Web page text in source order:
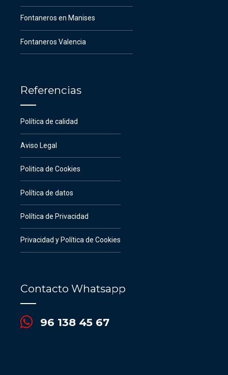
Fontaneros en Manises
Fontaneros Valencia
Referencias
Política de calidad
Aviso Legal
Politica de Cookies
Política de datos
Política de Privacidad
Privacidad y Política de Cookies
Contacto Whatsapp
96 138 45 67